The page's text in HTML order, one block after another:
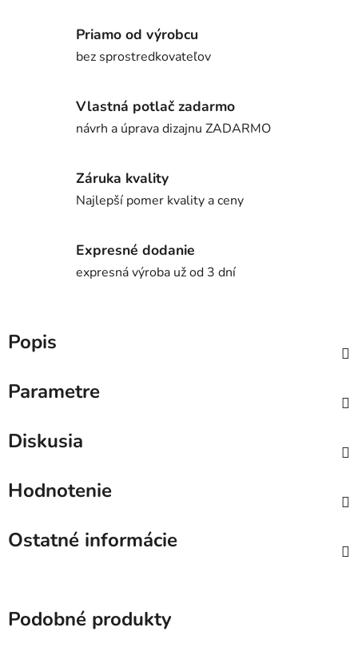
Priamo od výrobcu
bez sprostredkovateľov
Vlastná potlač zadarmo
návrh a úprava dizajnu ZADARMO
Záruka kvality
Najlepší pomer kvality a ceny
Expresné dodanie
expresná výroba už od 3 dní
Popis
Parametre
Diskusia
Hodnotenie
Ostatné informácie
Podobné produkty